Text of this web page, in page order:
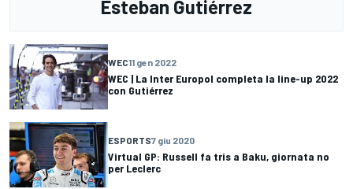
Esteban Gutiérrez
WEC11 gen 2022
WEC | La Inter Europol completa la line-up 2022
con Gutiérrez
ESPORTS7 giu 2020
Virtual GP: Russell fa tris a Baku, giornata no
per Leclerc